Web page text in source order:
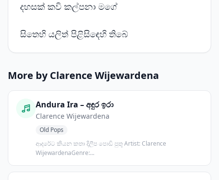
දහසක් කවි කල්පනා මගේ
සිතෙහි යලිත් පිළිසිඳෙහි තිබේ
More by Clarence Wijewardena
Andura Ira – අඳුර ඉරා
Clarence Wijewardena
Old Pops
ආදරේට කියන කතා දිලීප පොඩි පුතූ Artist: Clarence
WijewardenaGenre:...